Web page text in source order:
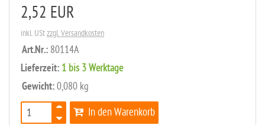
2,52 EUR
inkl. UStzzgl. Versandkosten
Art.Nr.: 80114A
Lieferzeit: 1 bis 3 Werktage
Gewicht: 0,080 kg
In den Warenkorb